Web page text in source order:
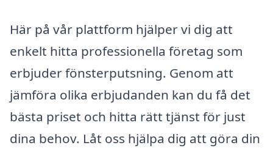
Här på vår plattform hjälper vi dig att
enkelt hitta professionella företag som
erbjuder fönsterputsning. Genom att
jämföra olika erbjudanden kan du få det
bästa priset och hitta rätt tjänst för just
dina behov. Låt oss hjälpa dig att göra din